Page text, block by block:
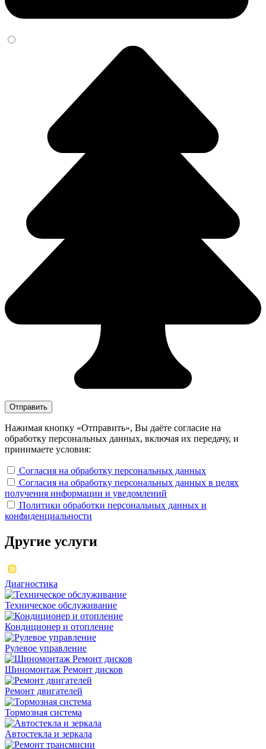
Нажимая кнопку «Отправить», Вы даёте согласие на
обработку персональных данных, включая их передачу, и
принимаете условия:
Согласия на обработку персональных данных
Согласия на обработку персональных данных в целях
получения информации и уведомлений
Политики обработки персональных данных и
конфиденциальности
Другие услуги
Диагностика
Техническое обслуживание
Кондиционер и отопление
Рулевое управление
Шиномонтаж Ремонт дисков
Ремонт двигателей
Тормозная система
Автостекла и зеркала